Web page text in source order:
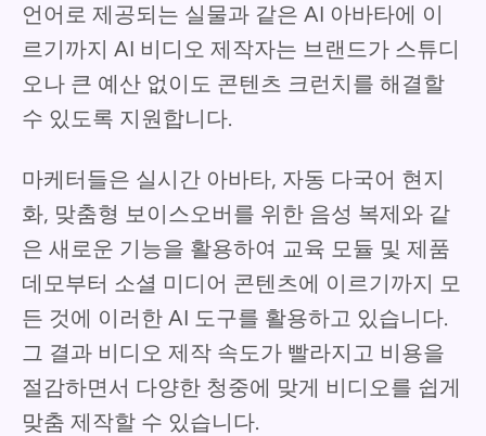
언어로 제공되는 실물과 같은 AI 아바타에 이
르기까지 AI 비디오 제작자는 브랜드가 스튜디
오나 큰 예산 없이도 콘텐츠 크런치를 해결할
수 있도록 지원합니다.
마케터들은 실시간 아바타, 자동 다국어 현지
화, 맞춤형 보이스오버를 위한 음성 복제와 같
은 새로운 기능을 활용하여 교육 모듈 및 제품
데모부터 소셜 미디어 콘텐츠에 이르기까지 모
든 것에 이러한 AI 도구를 활용하고 있습니다.
그 결과 비디오 제작 속도가 빨라지고 비용을
절감하면서 다양한 청중에 맞게 비디오를 쉽게
맞춤 제작할 수 있습니다.